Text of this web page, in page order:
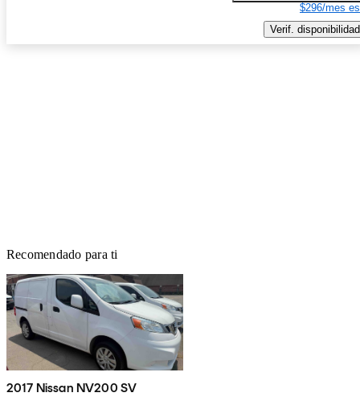
$296/mes
Verif. disponibilidad
Recomendado para ti
2017 Nissan NV200 SV